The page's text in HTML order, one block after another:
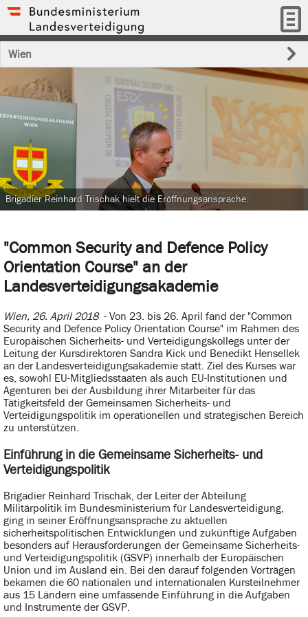
Wien
"Common Security and Defence Policy
Orientation Course" an der
Landesverteidigungsakademie
Wien, 26. April 2018 - Von 23. bis 26. April fand der "Common
Security and Defence Policy Orientation Course" im Rahmen des
Europäischen Sicherheits- und Verteidigungskollegs unter der
Leitung der Kursdirektoren Sandra Kick und Benedikt Hensellek
an der Landesverteidigungsakademie statt. Ziel des Kurses war
es, sowohl EU-Mitgliedsstaaten als auch EU-Institutionen und
Agenturen bei der Ausbildung ihrer Mitarbeiter für das
Tätigkeitsfeld der Gemeinsamen Sicherheits- und
Verteidigungspolitik im operationellen und strategischen Bereich
zu unterstützen.
Einführung in die Gemeinsame Sicherheits- und
Verteidigungspolitik
Brigadier Reinhard Trischak, der Leiter der Abteilung
Militärpolitik im Bundesministerium für Landesverteidigung,
ging in seiner Eröffnungsansprache zu aktuellen
sicherheitspolitischen Entwicklungen und zukünftige Aufgaben
besonders auf Herausforderungen der Gemeinsame Sicherheits-
und Verteidigungspolitik (GSVP) innerhalb der Europäischen
Union und im Ausland ein. Bei den darauf folgenden Vorträgen
bekamen die 60 nationalen und internationalen Kursteilnehmer
aus 15 Ländern eine umfassende Einführung in die Aufgaben
und Instrumente der GSVP.
Brigadier Reinhard Trischak hielt die Eröffnungsansprache.